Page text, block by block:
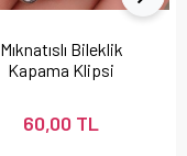
Mıknatıslı Bileklik
Kapama Klipsi
60,00 TL